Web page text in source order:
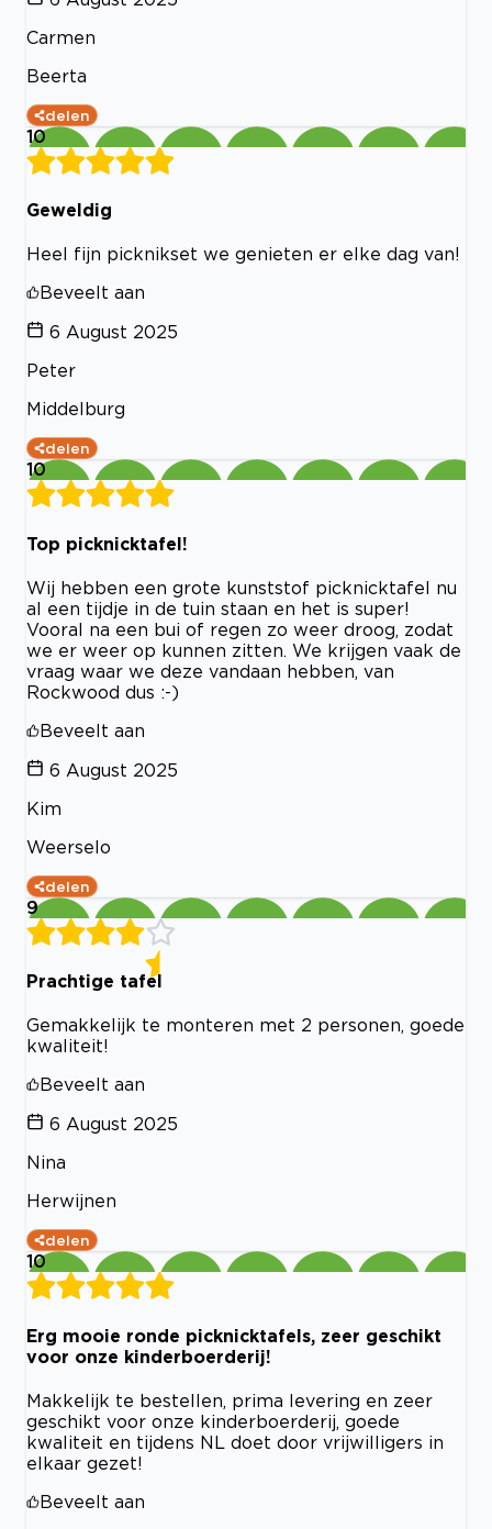
Carmen
Beerta
delen
10
Geweldig
Heel fijn picknikset we genieten er elke dag van!
Beveelt aan
6 August 2025
Peter
Middelburg
delen
10
Top picknicktafel!
Wij hebben een grote kunststof picknicktafel nu
al een tijdje in de tuin staan en het is super!
Vooral na een bui of regen zo weer droog, zodat
we er weer op kunnen zitten. We krijgen vaak de
vraag waar we deze vandaan hebben, van
Rockwood dus :-)
Beveelt aan
6 August 2025
Kim
Weerselo
delen
9
Prachtige tafel
Gemakkelijk te monteren met 2 personen, goede
kwaliteit!
Beveelt aan
6 August 2025
Nina
Herwijnen
delen
10
Erg mooie ronde picknicktafels, zeer geschikt
voor onze kinderboerderij!
Makkelijk te bestellen, prima levering en zeer
geschikt voor onze kinderboerderij, goede
kwaliteit en tijdens NL doet door vrijwilligers in
elkaar gezet!
Beveelt aan